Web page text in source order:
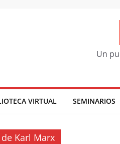
Un
VIRTUAL SEMINARIOS
Karl Marx